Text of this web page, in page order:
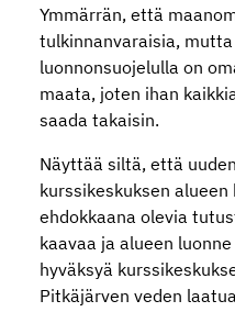
Ymmärrän, että
tulkinnanvaraisia,
luonnonsuojelulla on
maata, joten ihan
saada takaisin.
Näyttää siltä, että
kurssikeskuksen
ehdokkaana olevia
kaavaa ja alueen
hyväksyä
Pitkäjärven veden